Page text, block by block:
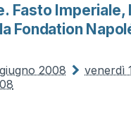
Fasto Imperiale, I
Fondation
2008
venerdì